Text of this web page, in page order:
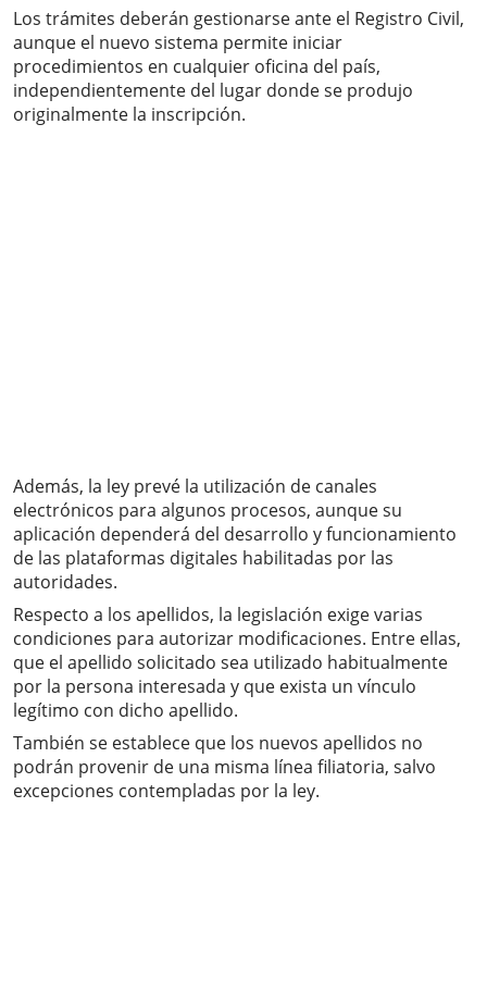
Los trámites deberán gestionarse ante el Registro Civil,
aunque el nuevo sistema permite iniciar
procedimientos en cualquier oficina del país,
independientemente del lugar donde se produjo
originalmente la inscripción.
Además, la ley prevé la utilización de canales
electrónicos para algunos procesos, aunque su
aplicación dependerá del desarrollo y funcionamiento
de las plataformas digitales habilitadas por las
autoridades.
Respecto a los apellidos, la legislación exige varias
condiciones para autorizar modificaciones. Entre ellas,
que el apellido solicitado sea utilizado habitualmente
por la persona interesada y que exista un vínculo
legítimo con dicho apellido.
También se establece que los nuevos apellidos no
podrán provenir de una misma línea filiatoria, salvo
excepciones contempladas por la ley.